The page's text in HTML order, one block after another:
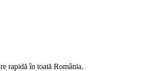
rapidă în toată România.